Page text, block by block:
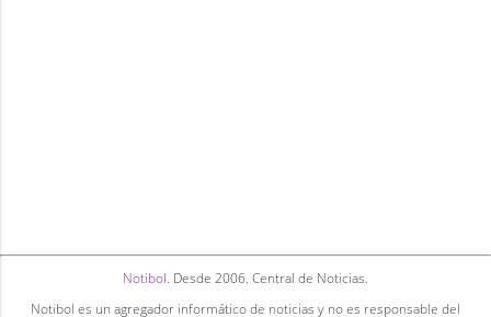
Notibol. Desde 2006. Central de Noticias.
Notibol es un agregador informático de noticias y no es responsable del